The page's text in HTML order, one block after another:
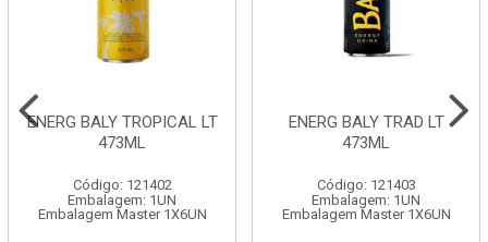
ENERG BALY TROPICAL LT
473ML
Código: 121402
Embalagem: 1UN
Embalagem Master 1X6UN
ENERG BALY TRAD LT
473ML
Código: 121403
Embalagem: 1UN
Embalagem Master 1X6UN